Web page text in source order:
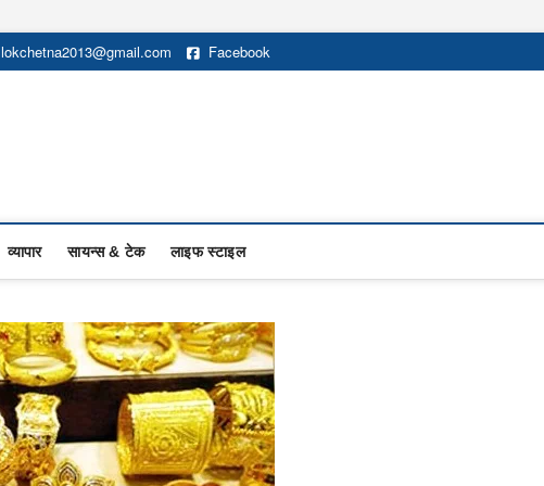
lokchetna2013@gmail.com Facebook
व्यापार सायन्स & टेक लाइफ स्टाइल